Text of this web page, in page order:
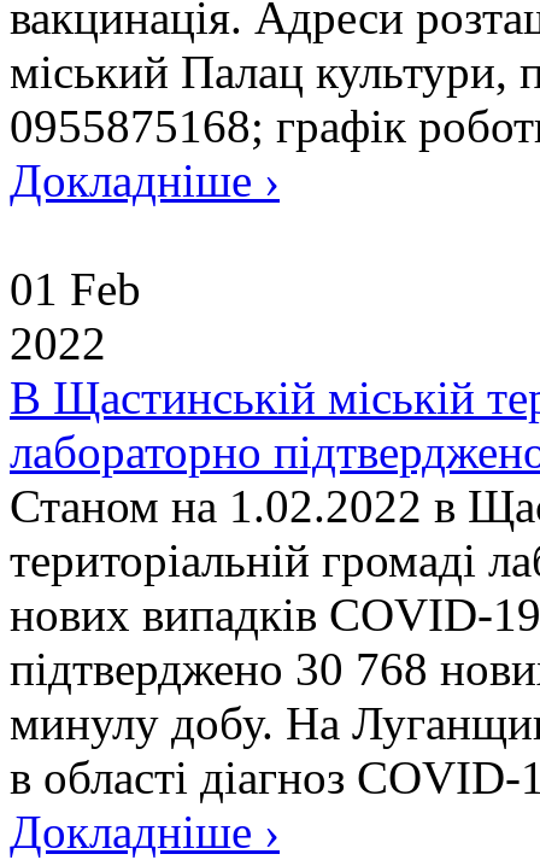
вакцинація. Адреси
міський Палац культури,
0955875168; графік
Докладніше ›
01 Feb
2022
В Щастинській міській
лабораторно
Станом на 1.02.2022 в
територіальній громаді
нових випадків COVID-
підтверджено 30 768
минулу добу. На
в області діагноз COVID-
Докладніше ›